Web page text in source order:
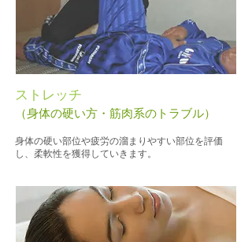
ストレッチ
​（身体の硬い方・筋肉系のトラブル）
​身体の硬い部位や疲労の溜まりやすい部位を評価
し、柔軟性を獲得していきます。